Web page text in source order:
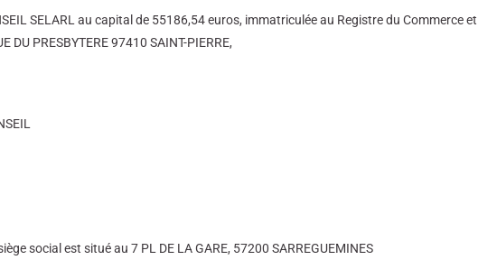
SELARL au capital de 55186,54 euros, immatriculée au Registre du Commerce
PRESBYTERE 97410 SAINT-PIERRE,
social est situé au 7 PL DE LA GARE, 57200 SARREGUEMINES